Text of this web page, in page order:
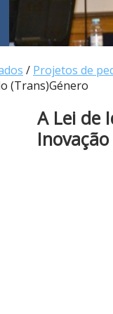
/ Projetos de
(Trans)Género
A Lei de